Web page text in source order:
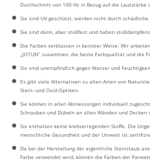
Durchschnitt von 100 Hz in Bezug auf die Lautstärke
Sie sind UV-geschützt, werden nicht durch
Sie sind dünn, aber stoßfest und haben
Die Farben verblassen in keinster Weise. Wir
„JOTUN” zusammen, die beste Farbqualität und die
Sie sind unempfindlich gegen Wasser und
Es gibt viele Alternativen zu allen Arten von
Stein- und Oxid-Optiken.
Sie können in allen Abmessungen individuell
Schrauben und Dübeln an allen Wänden und
Sie enthalten keine krebserregenden Stoffe. Die
menschliche Gesundheit und der Umwelt ist
Da bei der Herstellung der eigentliche Steinstaub
Farbe verwendet wird, können die Farben der